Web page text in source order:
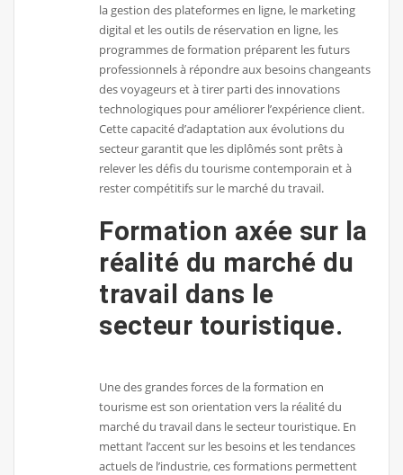
la gestion des plateformes en ligne, le marketing
digital et les outils de réservation en ligne, les
programmes de formation préparent les futurs
professionnels à répondre aux besoins changeants
des voyageurs et à tirer parti des innovations
technologiques pour améliorer l’expérience client.
Cette capacité d’adaptation aux évolutions du
secteur garantit que les diplômés sont prêts à
relever les défis du tourisme contemporain et à
rester compétitifs sur le marché du travail.
Formation axée sur la
réalité du marché du
travail dans le
secteur touristique.
Une des grandes forces de la formation en
tourisme est son orientation vers la réalité du
marché du travail dans le secteur touristique. En
mettant l’accent sur les besoins et les tendances
actuels de l’industrie, ces formations permettent